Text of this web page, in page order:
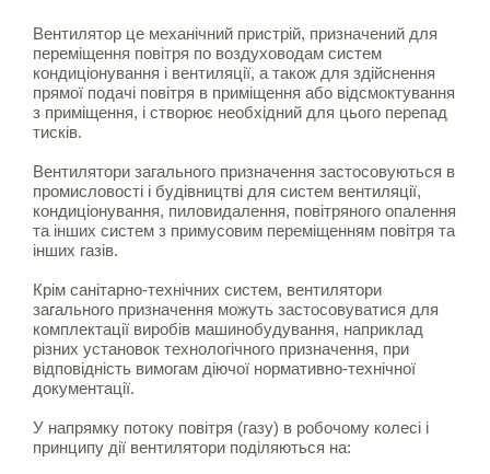
Вентилятор це механічний пристрій, призначений для
переміщення повітря по воздуховодам систем
кондиціонування і вентиляції, а також для здійснення
прямої подачі повітря в приміщення або відсмоктування
з приміщення, і створює необхідний для цього перепад
тисків.
Вентилятори загального призначення застосовуються в
промисловості і будівництві для систем вентиляції,
кондиціонування, пиловидалення, повітряного опалення
та інших систем з примусовим переміщенням повітря та
інших газів.
Крім санітарно-технічних систем, вентилятори
загального призначення можуть застосовуватися для
комплектації виробів машинобудування, наприклад
різних установок технологічного призначення, при
відповідність вимогам діючої нормативно-технічної
документації.
У напрямку потоку повітря (газу) в робочому колесі і
принципу дії вентилятори поділяються на: